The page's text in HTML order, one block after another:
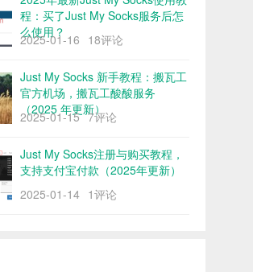
程：买了Just My Socks服务后怎
么使用？
2025-01-16 18评论
Just My Socks 新手教程：搬瓦工
官方机场，搬瓦工酸酸服务
（2025 年更新）
2025-01-15 7评论
Just My Socks注册与购买教程，
支持支付宝付款（2025年更新）
2025-01-14 1评论